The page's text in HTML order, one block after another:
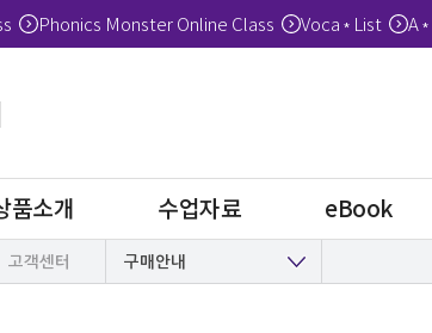
Phonics Monster Online Class Voca* List A*
품소개 수업자료 eBook
고객센터 구매안내